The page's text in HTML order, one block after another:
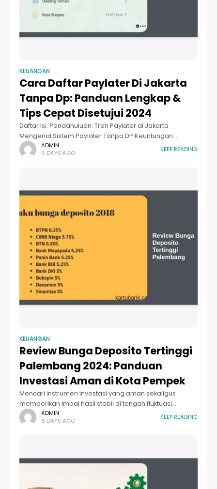
KEUANGAN
Cara Daftar Paylater Di Jakarta
Tanpa Dp: Panduan Lengkap &
Tips Cepat Disetujui 2024
Daftar Isi: Pendahuluan: Tren Paylater di Jakarta
Mengenal Sistem Paylater Tanpa DP Keuntungan
Menggunakan Paylater bagi Warga Jakarta Syarat
Umum Cara Daftar Paylater Di Jakarta Tanpa Dp
ADMIN
6 DAYS AGO
KEEP READING
KEUANGAN
Review Bunga Deposito Tertinggi
Palembang 2024: Panduan
Investasi Aman di Kota Pempek
Mencari instrumen investasi yang aman sekaligus
memberikan imbal hasil stabil di tengah fluktuasi
ekonomi global bukanlah perkara mudah. Bagi warga
Palembang yang ingin memarkirkan dananya secara
ADMIN
6 DAYS AGO
KEEP READING